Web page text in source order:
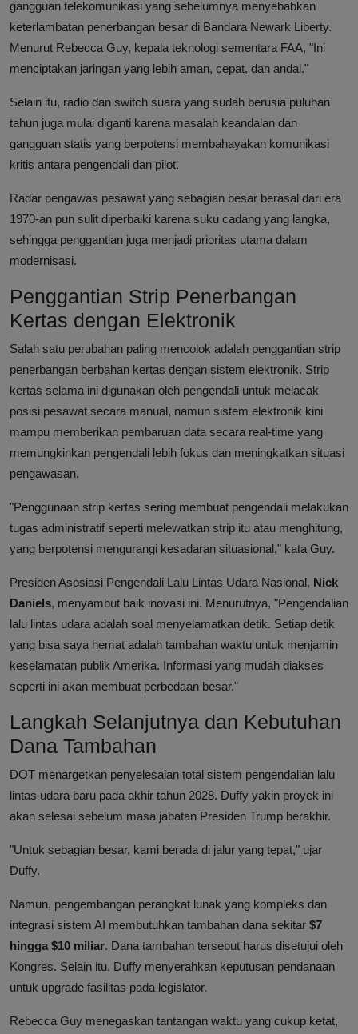
gangguan telekomunikasi yang sebelumnya menyebabkan
keterlambatan penerbangan besar di Bandara Newark Liberty.
Menurut Rebecca Guy, kepala teknologi sementara FAA, "Ini
menciptakan jaringan yang lebih aman, cepat, dan andal."
Selain itu, radio dan switch suara yang sudah berusia puluhan
tahun juga mulai diganti karena masalah keandalan dan
gangguan statis yang berpotensi membahayakan komunikasi
kritis antara pengendali dan pilot.
Radar pengawas pesawat yang sebagian besar berasal dari era
1970-an pun sulit diperbaiki karena suku cadang yang langka,
sehingga penggantian juga menjadi prioritas utama dalam
modernisasi.
Penggantian Strip Penerbangan
Kertas dengan Elektronik
Salah satu perubahan paling mencolok adalah penggantian strip
penerbangan berbahan kertas dengan sistem elektronik. Strip
kertas selama ini digunakan oleh pengendali untuk melacak
posisi pesawat secara manual, namun sistem elektronik kini
mampu memberikan pembaruan data secara real-time yang
memungkinkan pengendali lebih fokus dan meningkatkan situasi
pengawasan.
"Penggunaan strip kertas sering membuat pengendali melakukan
tugas administratif seperti melewatkan strip itu atau menghitung,
yang berpotensi mengurangi kesadaran situasional," kata Guy.
Presiden Asosiasi Pengendali Lalu Lintas Udara Nasional, Nick
Daniels, menyambut baik inovasi ini. Menurutnya, "Pengendalian
lalu lintas udara adalah soal menyelamatkan detik. Setiap detik
yang bisa saya hemat adalah tambahan waktu untuk menjamin
keselamatan publik Amerika. Informasi yang mudah diakses
seperti ini akan membuat perbedaan besar."
Langkah Selanjutnya dan Kebutuhan
Dana Tambahan
DOT menargetkan penyelesaian total sistem pengendalian lalu
lintas udara baru pada akhir tahun 2028. Duffy yakin proyek ini
akan selesai sebelum masa jabatan Presiden Trump berakhir.
"Untuk sebagian besar, kami berada di jalur yang tepat," ujar
Duffy.
Namun, pengembangan perangkat lunak yang kompleks dan
integrasi sistem AI membutuhkan tambahan dana sekitar $7
hingga $10 miliar. Dana tambahan tersebut harus disetujui oleh
Kongres. Selain itu, Duffy menyerahkan keputusan pendanaan
untuk upgrade fasilitas pada legislator.
Rebecca Guy menegaskan tantangan waktu yang cukup ketat,